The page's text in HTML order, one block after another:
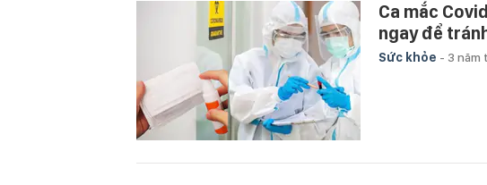
Ca mắc
ngay để
Sức khỏe - 3 năm